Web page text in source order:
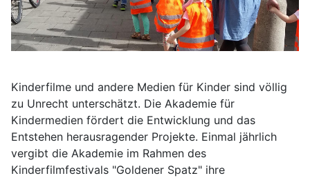
Kinderfilme und andere Medien für Kinder sind völlig
zu Unrecht unterschätzt. Die Akademie für
Kindermedien fördert die Entwicklung und das
Entstehen herausragender Projekte. Einmal jährlich
vergibt die Akademie im Rahmen des
Kinderfilmfestivals "Goldener Spatz" ihre